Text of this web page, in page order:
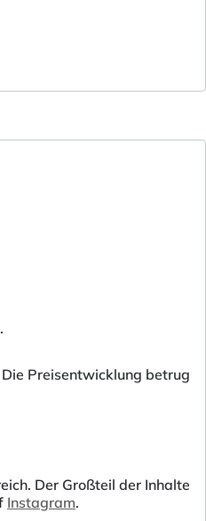
Preisentwicklung betrug
Der Großteil der Inhalte
Instagram.